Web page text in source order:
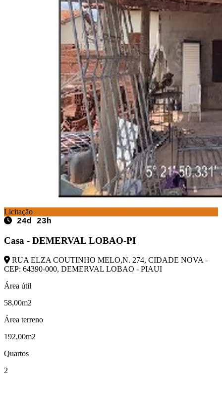
Licitação
24d 23h
Casa - DEMERVAL LOBAO-PI
RUA ELZA COUTINHO MELO,N. 274, CIDADE NOVA -
CEP: 64390-000, DEMERVAL LOBAO - PIAUI
Área útil
58,00m2
Área terreno
192,00m2
Quartos
2